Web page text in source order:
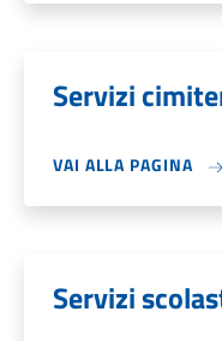
Servizi
VAI ALLA PAGINA
Servizi